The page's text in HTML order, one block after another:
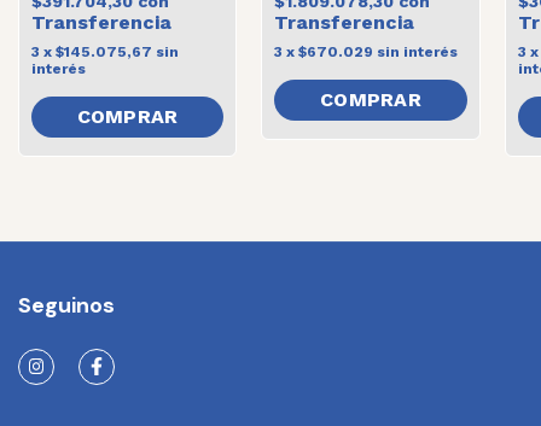
3 x $145.075,67 sin
interés
3 x$670.029 sin interés 3 x
Seguinos